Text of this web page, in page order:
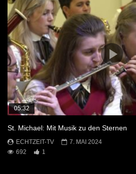
05:32
St. Michael: Mit Musik zu den Sternen
ECHTZEIT-TV
7. MAI 2024
692
1